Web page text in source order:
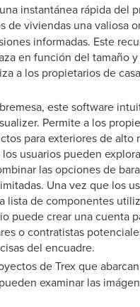
instantánea rápida del
de viviendas una valiosa
informadas. Este
en función del tamaño
a los propietarios de
este software
Permite a los
para exteriores de alto
usuarios pueden
las opciones de
Una vez que los
lista de componentes
puede crear una cuenta
o contratistas
del encuadre.
de Trex que
examinar las